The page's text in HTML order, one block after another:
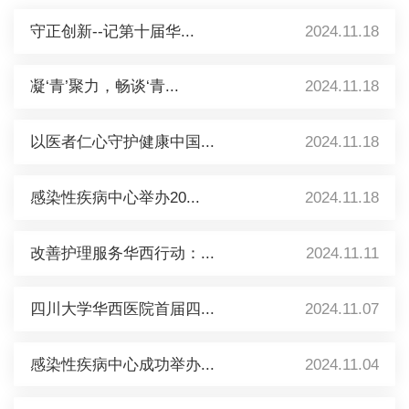
守正创新--记第十届华... 2024.11.18
凝‘青’聚力，畅谈‘青... 2024.11.18
以医者仁心守护健康中国... 2024.11.18
感染性疾病中心举办20... 2024.11.18
改善护理服务华西行动：... 2024.11.11
四川大学华西医院首届四... 2024.11.07
感染性疾病中心成功举办... 2024.11.04